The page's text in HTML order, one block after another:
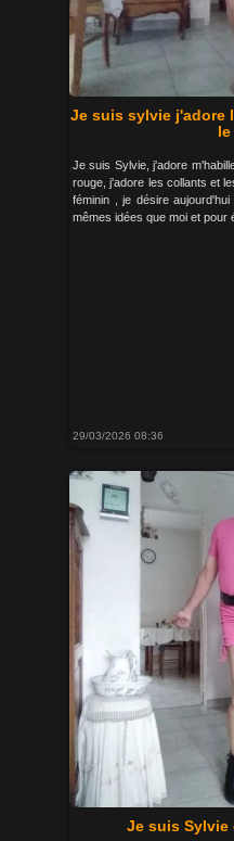
Je suis sylvie j'adore
Je suis Sylvie, j'adore
rouge, j'adore les collants et
féminin , je désire
mêmes idées que moi et pour
29/03/2026 08:36
Je suis Sylvie